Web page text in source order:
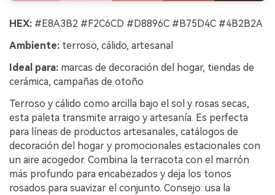
HEX: #E8A3B2 #F2C6CD #D8896C #B75D4C #4B2B2A
Ambiente: terroso, cálido, artesanal
Ideal para: marcas de decoración del hogar, tiendas de
cerámica, campañas de otoño
Terroso y cálido como arcilla bajo el sol y rosas secas,
esta paleta transmite arraigo y artesanía. Es perfecta
para líneas de productos artesanales, catálogos de
decoración del hogar y promocionales estacionales con
un aire acogedor. Combina la terracota con el marrón
más profundo para encabezados y deja los tonos
rosados para suavizar el conjunto. Consejo: usa la
ilimitadas. 100 %
gratis!
Empieza Gratis→